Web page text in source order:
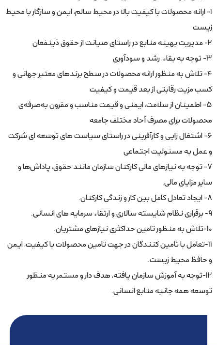
1- ارائه محصولات با کیفیت بالا در محیط سالم، ایمن و سازگار با محیط
زیست
2- مدیریت بهینه منابع در راستای صیانت از حقوق ذینفعان
3- توجه به بقاء، رشد و سودآوری
4- تلاش به منظور ارائه محصولات در سطح برندهای معتبر جهانی و
کسب مزیت رقابتی از بعد قیمت و کیفیت
5- اطمینان از سلامت، ایمنی و قیمت مناسب و مقرون به‌صرفه‌ی
محصولات برای مصرف آحاد مختلف جامعه
6- اشتغال زایی و کارآفرینی در راستای سیاست ­های توسعه ­ای شرکت
و عمل به مسئولیت اجتماعی
7- توجه به نیازهای مالی کارکنان سازمان مانند حقوق، پاداش‌ها و
سایر مزایای مالی.
8- ایجاد تعادل کامل بین کار و زندگی کارکنان.
9- برقراری نظام شایسته ­سالاری و ارتقاء سرمایه ­های انسانی.
10-تلاش به منظور تامین حداکثری نیازهای مشتریان.
11-تعامل با تامين كنندگان در جهت تامين محصولات با كيفيت، ایمن
و حافظ محيط زيست.
12-توجه به آموزش سازمان يافته، هدف دار و مستمر به منظور
توسعه همه جانبه منابع انسانی.